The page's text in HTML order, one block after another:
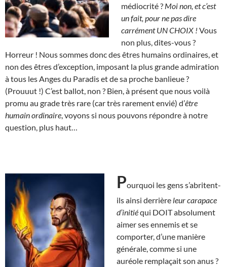
médiocrité ? Moi non, et c’est
un fait, pour ne pas dire
carrément UN CHOIX ! Vous
non plus, dites-vous ?
Horreur ! Nous sommes donc des êtres humains ordinaires, et
non des êtres d’exception, imposant la plus grande admiration
à tous les Anges du Paradis et de sa proche banlieue ?
(Prouuut !) C’est ballot, non ? Bien, à présent que nous voilà
promu au grade très rare (car très rarement envié) d’être
humain ordinaire , voyons si nous pouvons répondre à notre
question, plus haut…
Pourquoi les gens s’abritent-
ils ainsi derrière leur carapace
d’initiéqui DOIT absolument
aimer ses ennemis et se
comporter, d’une manière
générale, comme si une
auréole remplaçait son anus ?